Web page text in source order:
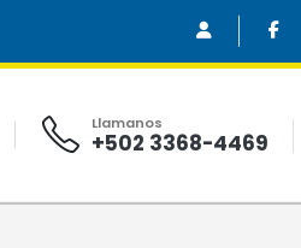
Llamanos
+502 3368-4469